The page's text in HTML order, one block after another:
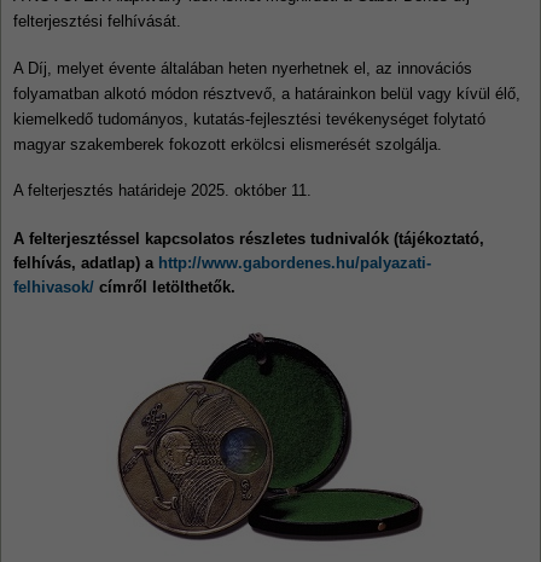
felterjesztési felhívását.
A Díj, melyet évente általában heten nyerhetnek el, az innovációs
folyamatban alkotó módon résztvevő, a határainkon belül vagy kívül élő,
kiemelkedő tudományos, kutatás-fejlesztési tevékenységet folytató
magyar szakemberek fokozott erkölcsi elismerését szolgálja.
A felterjesztés határideje 2025. október 11.
A felterjesztéssel kapcsolatos részletes tudnivalók (tájékoztató,
felhívás, adatlap) a http://www.gabordenes.hu/palyazati-
felhivasok/ címről letölthetők.